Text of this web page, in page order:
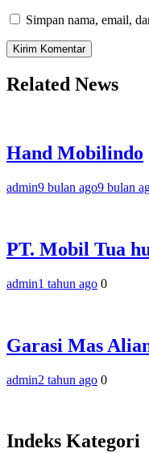
Simpan nama, email,
Related News
Hand Mobilindo
admin9 bulan ago9 bulan
PT. Mobil Tua
admin1 tahun ago 0
Garasi Mas
admin2 tahun ago 0
Indeks Kategori